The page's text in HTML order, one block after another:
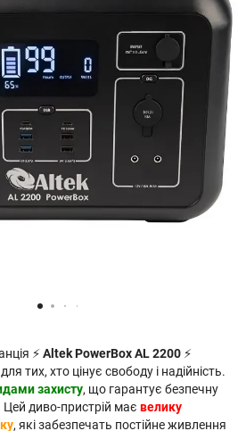
⚡ Altek PowerBox AL 2200 ⚡
тих, хто цінує свободу і надійність.
захисту, що гарантує безпечну
Цей диво-пристрій має велику
, які забезпечать постійне живлення